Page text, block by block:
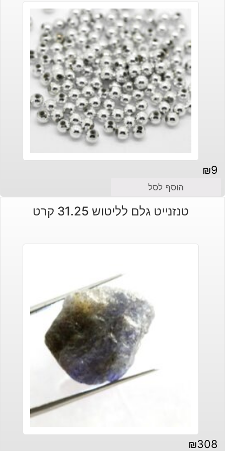
₪9
הוסף לסל
טנזנייט גלם לליטוש 31.25 קרט
₪308